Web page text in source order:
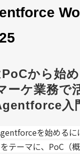
から始め
ーケ業務で
入
を始めるに
テーマに、PoC（